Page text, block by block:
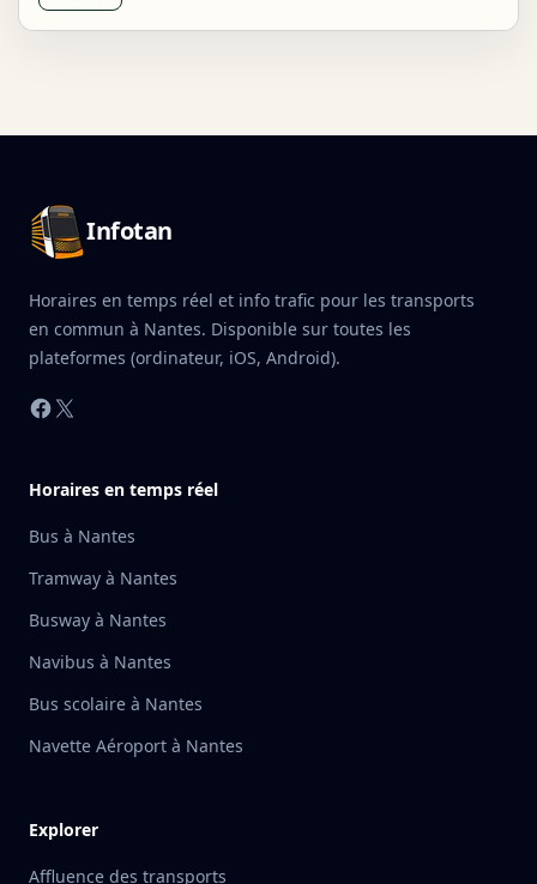
Infotan
Horaires en temps réel et info trafic pour les transports
en commun à Nantes. Disponible sur toutes les
plateformes (ordinateur, iOS, Android).
Facebook
X
Horaires en temps réel
Bus à Nantes
Tramway à Nantes
Busway à Nantes
Navibus à Nantes
Bus scolaire à Nantes
Navette Aéroport à Nantes
Explorer
Affluence des transports